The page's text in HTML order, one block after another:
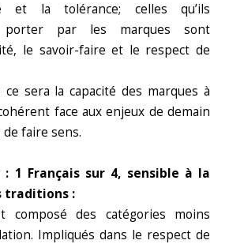
et la tolérance; celles qu’ils
porter par les marques sont
le savoir-faire et le respect de
ce sera la capacité des marques à
face aux enjeux de demain
faire sens.
: 1 Français sur 4, sensible à la
traditions :
composé des catégories moins
Impliqués dans le respect de